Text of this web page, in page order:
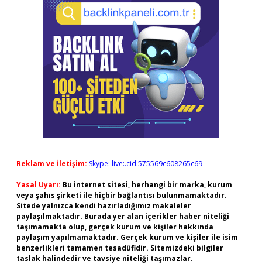
Reklam ve İletişim: Skype: live:.cid.575569c608265c69
Yasal Uyarı: Bu internet sitesi, herhangi bir marka, kurum
veya şahıs şirketi ile hiçbir bağlantısı bulunmamaktadır.
Sitede yalnızca kendi hazırladığımız makaleler
paylaşılmaktadır. Burada yer alan içerikler haber niteliği
taşımamakta olup, gerçek kurum ve kişiler hakkında
paylaşım yapılmamaktadır. Gerçek kurum ve kişiler ile isim
benzerlikleri tamamen tesadüfidir. Sitemizdeki bilgiler
taslak halindedir ve tavsiye niteliği taşımazlar.